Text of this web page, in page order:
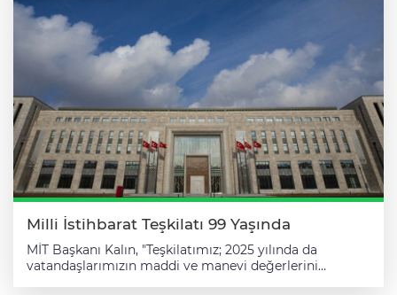
Milli İstihbarat Teşkilatı 99 Yaşında
MİT Başkanı Kalın, "Teşkilatımız; 2025 yılında da vatandaşlarımızın maddi ve manevi değerlerini korumak için geniş bir coğrafi vizyonla çok sayıda başarılı operasyona imza atarak tehditleri gerçekleşmeden bertaraf etmiştir." ifadelerini kullandı. Milli İstihbarat Teşkilatı (MİT) Başkanı İbrahim Kalın, "Milli İstihbarat Teşkilatı 99 Yaşında-Türkiye Yüzyılında Daha Güvenli ve Daha Güçlü Türkiye" başlıklı yazısında Teşkilatın yürüttüğü çalışmaları ve hedeflerini AA için kaleme aldı. Bugün Milli İstihbarat Teşkilatımızın kuruluşunun 99. yıl dönümü. Ülkemizin ve milletimizin güvenliği ve huzuru için gece gündüz çalışan ve "Vatan söz konusu olduğunda, tüm dünya bize vatan cephesidir." diyen Teşkilatımız, yüzlerce yıllık devlet aklı ve medeniyet hafızasıyla faaliyetlerini yürütmekte, çağın ihtiyaçları ve taleplerine göre kendini her daim yenilemektedir. Mevcut uluslararası sistem, eş zamanlı jeopolitik ve hibrit krizler karşısında kötü bir sınav vermektedir. Küresel güvenliği tehdit eden gelişmelere adil ve sürdürülebilir çözümler üretmekte tıkanan mevcut yapı; kurala dayalı çok taraflılığın aşındığı ve çıkar odaklı yaklaşımların belirleyici hale geldiği bir dönüm noktasından geçiyor. Batı merkezli paradigma sorgulanırken Küresel Güneyi de içeren yeni arayışlar, yeni bir paradigmanın kapılarını zorluyor. Var olan sistemin yetersiz kaldığı ancak muhtemel bir ikame düzenin henüz tesis edilemediği bu tarihsel kırılma sürecinde her devlet, yeni döneme avantajlı girmek için büyük çaba sarf ediyor. Sayın Cumhurbaşkanımızın "Türkiye Yüzyılı" vizyonu doğrultusunda ülkemiz de izlediği çok boyutlu ve dengeli dış politika stratejisinin yanı sıra her geçen gün gelişen istihbarat kabiliyetleriyle bu yeni döneme yalnızca bölgesel bir aktör olarak değil; aynı zamanda uzak coğrafyalardaki krizlere müdahale edebilen, çözüm üreten, adalet ve dayanışmayı esas alan küresel bir paydaş olarak giriyor. Krizleri sınırlarımıza dayanmadan çözme vazifesi, geniş bir jeopolitik perspektifi ve pratiği zorunlu kılıyor. "Ülkemiz, kendine özgü bir vizyon geliştirme kabiliyetine tarih boyunca sahip oldu" Uluslararası gerilimlerde arabulucu, küresel sorunlarda çözüm ortağı ve insani krizlerde vicdanın yükselen sesi olan ülkemiz, kendine özgü bir vizyon geliştirme kabiliyetine tarih boyunca sahip oldu. Ecdadımızın deneyimleri; bugün bize eşsiz bir perspektif sunarken tarihin akışını okuma, dengeleri yönetme, öngörüde bulunma ve uzun vadeli stratejiler geliştirme konusunda kıymetli bir miras bıraktı. Tuğrul Bey'den Nizamülmülk'e, Selahattin Eyyübi'den Melikşah'a, Fatih'ten Kanuni'ye, II. Abdülhamid'den Atatürk'e, Cumhuriyet'e ve bugüne uzanan tarihimiz, statik bir geçmişi değil stratejik değer üreten dinamik bir mirası temsil etmektedir. Türkiye'yi belirsizlikler ve kırılganlıklar çağında müstesna bir konuma yerleştiren temel hususiyet, kesintisiz ve çoğulcu bir medeniyet havzasının varisi olmasıdır. Büyük Türk filozofu Farabi'nin (870-950) Erdemli Şehir kavramıyla tarif ettiği toplumsal-siyasi düzen; akıl, erdem ve adalete dayalı bir yaşam biçiminin hem bireyler hem de toplumlar için ulaşılması gereken bir hedef olduğunu ifade eder. Akil, özgür ve emin bireylerin inşa ettiği erdemli toplum; yer ile gök, fizik ile metafizik, zaman ile mekan, birey ile toplum, özgürlük ile güvenlik, zenginlik ile adil paylaşım arasında denge kurulmasını esas alır. Aşırılıklardan uzak, kucaklayıcı ve çoğulcu bir "orta topluluk" olan Erdemli Şehrin sakinleri; güven, istikrar ve adaleti sadece kendileri için değil tüm dünya için talep eder, küresel adaletin ve erdemli yaşamın gerçekleşmesi için mücadele verir. Coğrafyamızın kadim topraklarında "Türkiye Ekseni" vizyonuyla vücut bulan bu mirası, hep birlikte daha ileriye taşımanın mücadelesini veriyoruz. Bu kutlu mücadelede Milli İstihbarat Teşkilatı, yüzüncü yaşına hazırlanırken, "Vatan İçin Her An Her Yerde" şiarıyla zaman ve mekan sınırlarını aşarak gelecek nesillere daha güvenli ve güçlü bir Türkiye bırakma hedefiyle insan istihbaratı, teknik istihbarat ve açık kaynak istihbaratı gibi farklı disiplinlerdeki yeteneklerini yapay zeka teknolojileriyle harmanlayarak çalışmalarını aralıksız sürdürmektedir. En yalın haliyle "doğru ve kıymetli bilgi" olarak tanımlayabileceğimiz istihbaratın amacı, uzak ve yakın, görünen ve görünmeyen riskleri tespit etmek ve tehlikeye dönüşmeden bertaraf etmektir. Bu kapsamda istihbarat paradigmamızın temelini sahada yürüttüğümüz operasyonel çalışmaların yanı sıra; riskleri analiz etme, orta ve uzun vadeli öngörülerde bulunma, tehditleri tespit ve bertaraf etme süreçlerini içeren önleyici istihbarat anlayışı oluşturmaktadır. Toplanan istihbari bilginin niceliksel analiziyle yetinmeyen ve niteliksel değerlendirmesini yapan, taktik-operasyonel boyutların ötesinde stratejik kıymetlendirmeyi esas alan bir istihbarat tasavvuruyla hareket ediyoruz. Böylece büyük veriyi stratejik istihbarata dönüştürerek isabetli ve uzun vadeli politika yapımına katkı sunuyoruz. Bu proaktif yaklaşım, geleceğin tehditlerini bugünden engelleyen, istihbari bilginin gücüyle perde arkasındaki oyunları bozan milli iradenin sessiz ve güçlü kalkanıdır. 2025 yılında da başarılı operasyonlara imza atıldı İstihbaratın yön verdiği güvenlik bir bütündür. Güvenlik, taktik ve operasyonel kısımlara ayrılabilir fakat stratejik bütünlüğü bölünemez. İç içe geçen askeri, fiziki ve insani güvenlik alanları, toplumun maddi ve manevi güvenliğinin yapı taşlarını oluşturur. Temel ilkemiz şudur; hepimiz güvende olmadan hiçbirimiz güvende değiliz. Başkasının güvenliğini yok sayan, kendi güvenliğini garanti altına alamaz. Çok boyutlu yeni tehditler, tekil ve taktik tedbirler yerine ancak bütüncül bir güvenlik anlayışıyla bertaraf edilebilir. Bu paradigma çerçevesinde hareket eden Teşkilatımız, 2025 yılında da vatandaşlarımızın maddi ve manevi değerlerini korumak için geniş bir coğrafi vizyonla çok sayıda başarılı operasyona imza atarak tehditleri gerçekleşmeden bertaraf etmiş, casusluk girişimlerini engellemiş ve siber saldırılara karşı koymuştur. Ülkemize tehdit oluşturan terör örgütleri ve organize suç yapılarıyla mücadele çalışmalarımızı aktif şekilde sürdürmekte, terör tehditlerini küresel ve bölgesel boyutlarıyla okuyabilen, tüm istihbari ve operasyonel yeteneklerimizin etkileşim içinde olduğu bir metodoloji izlemekteyiz. Bu sayede Teşkilatımızın sahada diğer güvenlik kurumlarımızla koordineli olarak yürüttüğü operasyonlarda farklı ideolojilere ve dış desteğe sahip terör örgütlerinin ve organize suç şebekelerinin faaliyetlerine geçit verilmemektedir. Teşkilatımız yeni nesil suç şebekelerine ve mafyatik yapılara karşı da ilgili güvenlik birimlerimizle yakın işbirliği içerisinde yeni imkan ve kabiliyetler geliştirmektedir. Özellikle gençlerimizi hedef alan ifsat edici ve kriminal faaliyetlerin, bilimsel yöntemlerle ve erken uyarı sistemleriyle önlenmesi için çalışmalarımızı yoğunlaştırıyoruz. Terörün her türlüsünü kesin bir dille reddeden ülkemiz, terör tehdidinin ortadan kaldırılmasına yönelik çabalarını 2025 yılında da devam ettirmiştir. DEAŞ, El-Kaide, PKK, FETÖ, DHKP/C gibi terör örgütlerine karşı yürüttüğümüz kapsamlı ve çok boyutlu mücadele, vatanımızın her köşesinin emin, güvenli, huzurlu ve müreffeh bir yer olmasını sağlamada kilit rol oynamaktadır. Kaynağı, kökeni, şekli ve gerekçesi ne olursa olsun terör örgütlerinin fiili eylemlerine, finans kaynaklarına ve propaganda faaliyetlerine karşı mücadelemiz, azim ve kararlılıkla sürecektir. Bu noktada devletimizin iç cepheyi güçlendirerek kendi jeopolitik eksenini tesis etme yolunda attığı adımların en önemli bileşenlerinden birini Terörsüz Türkiye hedefi oluşturmaktadır. Bu hedef; PKK'nın feshinden silah bırakmasına, siyasi reformlardan toplumsal barışın tesisine kadar kapsamlı, çok boyutlu ve çok aşamalı, özgün ve yenilikçi bir dönüşüm projesidir. Siyasi partilerimizin ve toplumun büyük kesiminin desteğiyle Türkiye Büyük Millet Meclisinde ifadesini bulan milli dayanışma, kardeşlik ve demokrasi perspektifi, sürece kritik ve tarihi katkılar sunmaktadır. Bu süreç iç cephemizi tahkim ederken aynı zamanda yeni bir bölgesel jeopolitiğin de temellerini atmaktadır. Kadim medeniyet mirasımızı stratejik değere dönüştüren adımlar, tarihimizin ve coğrafyamızın ruhuna aykırı müdahalelerin de önüne geçecektir. Terörden arınmış, kardeşlik hukuku ve toplumsal bütünleşme temelinde yükselen yeni dönem, stratejik bir akılla inşa edilen Türkiye Yüzyılı'nın en büyük kazanımlarından biri olacaktır. Türkiye'ye yönelik casusluk girişimleri önlendi Güvenlik şemsiyemizin bir diğer önemli alt başlığı, ülkemize yönelik casusluk girişimlerinin önlenmesidir. Türkiye gibi güçlü ve etkin bir ülkenin casusluk faaliyetlerinin hedefi olması şaşırtıcı değildir. Espiyonaj yöntemlerinin hızla dönüşmesine ve klasik yöntemlerin haricinde; çevrim içi operasyon, paravan yapılar, organize suç örgütlerinden faydalanma, dedektiflerden istifade etme gibi yeni usullere başvurulmasına bağlı olarak istihbarata karşı koyma alanında her daim yüksek bir farkındalık ve artan bir kapasiteyle faaliyet yürütüyoruz. Nitekim geride bıraktığımız yıl da ülkemize karşı yürütülen çalışmaları ve ajan ağlarını deşifre ederek casusluk faaliyetlerini akamete uğrattık. Bu alandaki çalışmalarımız tavizsiz ve hız kesmeden devam edecektir. Vatan savunmasının sınırlarını yalnızca fiziki olarak ele almakla yetinmeyen Milli İstihbarat Teşkilatı; teknik istihbarat ve siber güvenlik atılımları ile siber vatanın korunmasında kilit rol oynamakta, siber savunma mimarisini her geçen gün güçlendirmektedir. En son teknolojik gelişmeler yakından takip edilmekte, Teşkilatımız şahsında ülkemizin bu alandaki yetkinliği en üst seviyeye taşınmaktadır. Bu çerçevede; siber saldırı ataklarına, sosyal medya ve finansal araçlar üzerinden ülkemizi istikrarsızlaştırmak isteyenlere karşı düzenlenen operasyonlar söz konusu çalışmalarımızın somut neticesidir. Yeni sınamalar ve hibrit tehditlere karşı Teşkilatımızın ve devletimizin analiz kabiliyetlerinin gel